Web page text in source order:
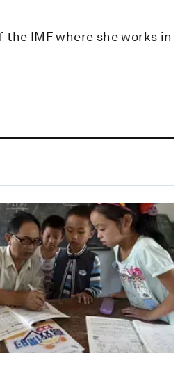
IMF where she works in